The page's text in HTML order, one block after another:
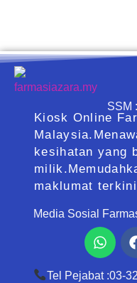
SSM
Kiosk Online
kesihatan yang
maklumat
Media Sosial
Tel Pejabat :03-